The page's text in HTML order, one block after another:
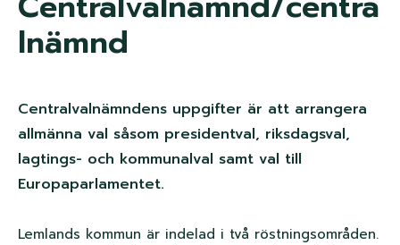
n
k
s
t
i
g
lnämnd
Centralvalnämndens uppgifter är att arrangera
allmänna val såsom presidentval, riksdagsval,
lagtings- och kommunalval samt val till
Europaparlamentet.
Lemlands kommun är indelad i två röstningsområden.